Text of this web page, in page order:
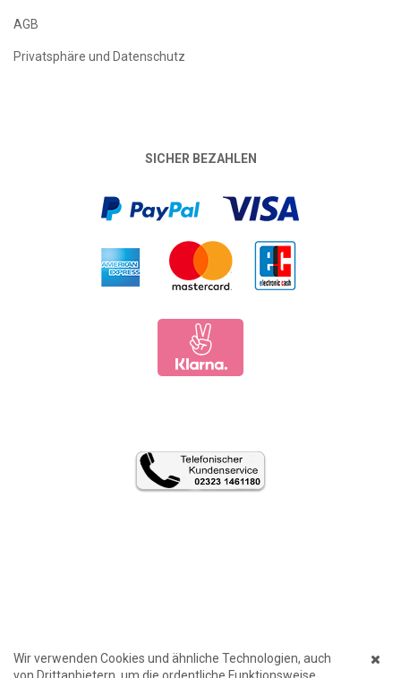
Wir verwenden Cookies und ähnliche Technologien, auch
AGB
Privatsphäre und Datenschutz
SICHER BEZAHLEN